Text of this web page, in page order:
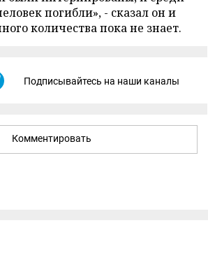
погибли», - сказал он и
количества пока не знает.
Подписывайтесь на наши каналы
Комментировать